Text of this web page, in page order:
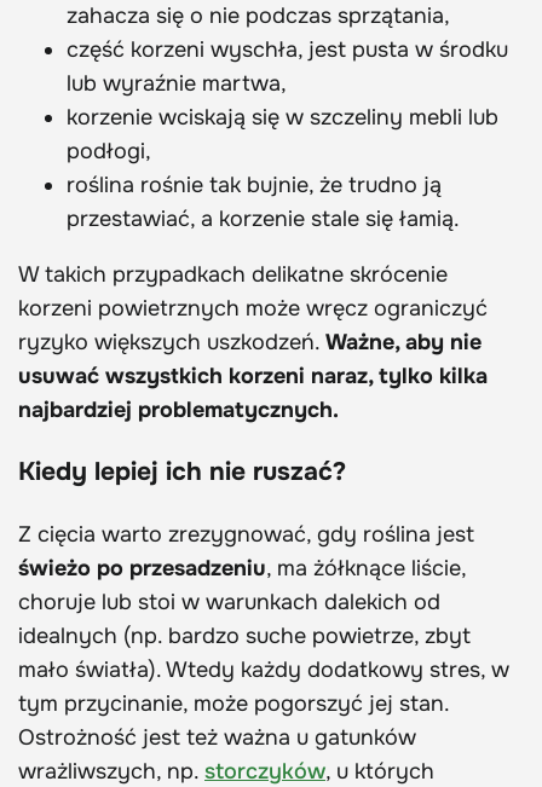
zahacza się o nie podczas sprzątania,
część korzeni wyschła, jest pusta w środku
lub wyraźnie martwa,
korzenie wciskają się w szczeliny mebli lub
podłogi,
roślina rośnie tak bujnie, że trudno ją
przestawiać, a korzenie stale się łamią.
W takich przypadkach delikatne skrócenie
korzeni powietrznych może wręcz ograniczyć
ryzyko większych uszkodzeń. Ważne, aby nie
usuwać wszystkich korzeni naraz, tylko kilka
najbardziej problematycznych.
Kiedy lepiej ich nie ruszać?
Z cięcia warto zrezygnować, gdy roślina jest
świeżo po przesadzeniu, ma żółknące liście,
choruje lub stoi w warunkach dalekich od
idealnych (np. bardzo suche powietrze, zbyt
mało światła). Wtedy każdy dodatkowy stres, w
tym przycinanie, może pogorszyć jej stan.
Ostrożność jest też ważna u gatunków
wrażliwszych, np. storczyków, u których